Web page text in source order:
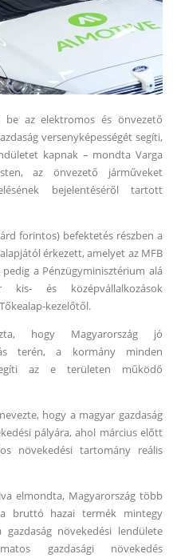
be az elektromos és önvezető
versenyképességét segíti,
kapnak – mondta Varga
az önvezető járműveket
bejelentéséről tartott
forintos) befektetés részben a
érkezett, amelyet az MFB
a Pénzügyminisztérium alá
és középvállalkozások
kezelőtől.
hogy Magyarország jó
terén, a kormány minden
az e területen működő
hogy a magyar gazdaság
pályára, ahol március előtt
növekedési tartomány reális
elmondta, Magyarország több
bruttó hazai termék mintegy
növekedési lendülete
gazdasági növekedés